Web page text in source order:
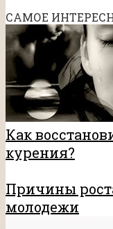
САМОЕ
Как
курения?
Причины
молодежи